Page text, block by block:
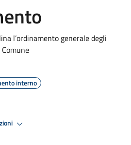
l’ordinamento generale degli
interno